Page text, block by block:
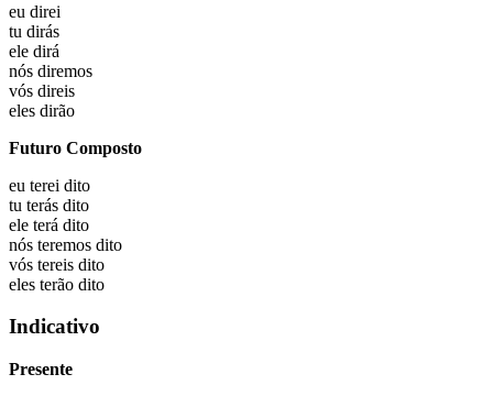
eu direi
tu dirás
ele dirá
nós diremos
vós direis
eles dirão
Futuro Composto
eu terei dito
tu terás dito
ele terá dito
nós teremos dito
vós tereis dito
eles terão dito
Indicativo
Presente